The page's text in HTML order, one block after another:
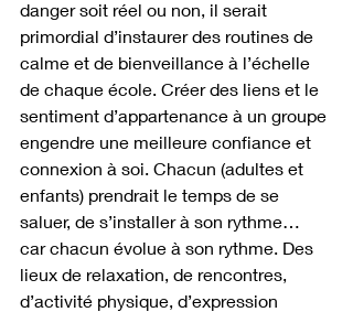
danger soit réel ou non, il serait
primordial d’instaurer des routines de
calme et de bienveillance à l’échelle
de chaque école. Créer des liens et le
sentiment d’appartenance à un groupe
engendre une meilleure confiance et
connexion à soi. Chacun (adultes et
enfants) prendrait le temps de se
saluer, de s’installer à son rythme…
car chacun évolue à son rythme. Des
lieux de relaxation, de rencontres,
d’activité physique, d’expression